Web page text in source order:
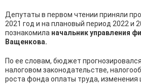
Депутаты в первом чтении приняли
2021 год и на плановый период 2022 и
познакомила начальник управления
Ващенкова.
По ее словам, бюджет
налоговом законодательстве,
роста фонда оплаты труда,